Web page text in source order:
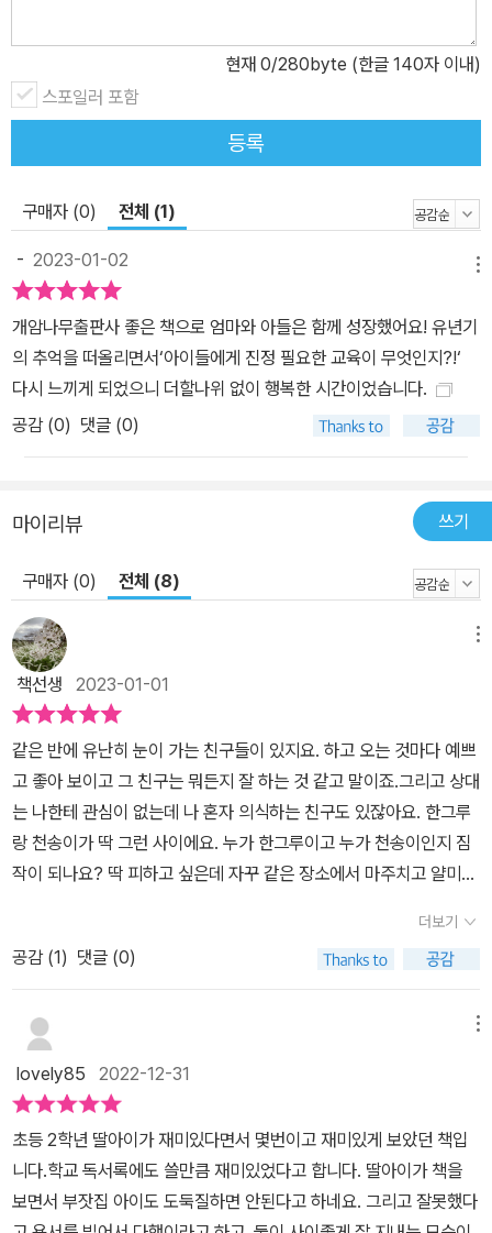
은 전혀 문제가 되지 않는다고. 갖고 싶은데, 가질 수 없는 게 있다면
질투하고 시기하는 게 당연하다고. 부럽다고, 질투 난다고 말하는 건
나쁜 게 아니라고. ‘있는 그대로의 나’를 드러내는 게 어려웠던 그루는
다희의 도움으로 조금씩 용기를 냅니다. 엄마의 꿈 대신, 자신의 꿈을
모습을 인정하면서 내 삶의 주인이 되고, 자신을 사랑하기 시작하는
그루를 통해 아이들도 스스로를 사랑하는 일이 얼마나 멋진 일인지
경험할 것입니다. 학교가 끝나자마자 도망치듯이 교실을 빠져나왔다.
“응, 나 못됐어.” 다희의 말이 머릿속에 맴돌았다. 자신을 못됐다고 당
당하게 말하는 다희가 반짝반짝 빛났다. “그래, 나 못됐어. 시기와 질
투심으로 속이 뒤틀렸어. 가난 때문에 뒤틀린 속마음을 들키지 않으
람들이 모두 우리 집처럼 가난해지는 거야!” 다희의 말투를 흉내 내면
꿈을 강요하는 그릇된 모성애를 가진 엄마들, 물건을 훔친 아이를 혼
자, 송이 엄마에게 사례금을 받는 대신 송이가 직접 와서 사과해야 한
다고 못 박는 문구점 할아버지와 그루의 고민을 주의 깊게 들어 주고,
훈계의 말 대신, 정성 어린 조언을 해 주는 마술 가게 아저씨 등. 이러
한 상반된 어른들의 모습은 아이들에게 어떤 어른이 필요한지, 어른
의 역할과 의무가 무엇인지 생각해 보게 합니다. 아이들은 스스로 잘
못을 뉘우칠 수 있게 도와주고, 고민에 귀 기울여 주는 어른에 의해 성
장해 갈 수 있을 것입니다. 부모만 아이를 키우는 것은 아닙니다. 아이
가 만나는 사회의 모든 어른이 아이의 태도를 결정하지요. 이 책을 통
해 올바른 길로 인도하고 따뜻한 품을 내어 주는 어른의 역할에 대해
생각해 보길 바랍니다. 도둑질로 스트레스를 해소한다니, 어이가 없
일일이 메모해 놓는 문구점 주인아줌마도 이상했다. 이상한 어른들이
었다. - 본문 72쪽
현재 0/280byte (한글 140자 이내)
스포일러 포함
등록
구매자 (0) 전체 (1)
- 2023-01-02
개암나무출판사 좋은 책으로 엄마와 아들은 함께 성장했어요! 유년기
의 추억을 떠올리면서‘아이들에게 진정 필요한 교육이 무엇인지?!‘
다시 느끼게 되었으니 더할나위 없이 행복한 시간이었습니다.
공감 (0) 댓글 (0)
마이리뷰 쓰기
구매자 (0) 전체 (8)
책선생 2023-01-01
같은 반에 유난히 눈이 가는 친구들이 있지요. 하고 오는 것마다 예쁘
고 좋아 보이고 그 친구는 뭐든지 잘 하는 것 같고 말이죠.그리고 상대
는 나한테 관심이 없는데 나 혼자 의식하는 친구도 있잖아요. 한그루
랑 천송이가 딱 그런 사이에요. 누가 한그루이고 누가 천송이인지 짐
작이 되나요? 딱 피하고 싶은데 자꾸 같은 장소에서 마주치고 얄미워
자주 만나고 자주 부딪히는 이유가 있더라고요. 사실 둘은 아주 비슷
하고 서로를 부러워하는 친구였어요. 그래도 그간 거리를 두고 지내
온 이유가 있는데 하루 아침에 친해질 수는 없지요. 둘에게 일어난 마
술같은 일들과 베프가 되는 과정을 통해 꿈과 우정에 대해 생각해 볼
더보기
공감 (1) 댓글 (0)
lovely85 2022-12-31
초등 2학년 딸아이가 재미있다면서 몇번이고 재미있게 보았던 책입
니다.학교 독서록에도 쓸만큼 재미있었다고 합니다. 딸아이가 책을
보면서 부잣집 아이도 도둑질하면 안된다고 하네요. 그리고 잘못했다